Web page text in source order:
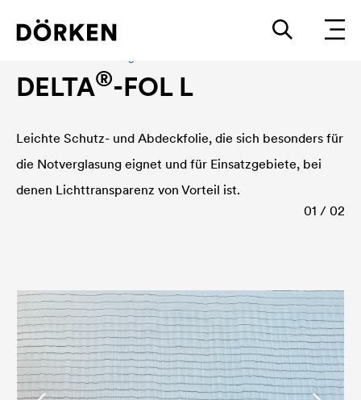
DELTA®-FOL L
Leichte Schutz- und Abdeckfolie, die sich besonders für
die Notverglasung eignet und für Einsatzgebiete, bei
denen Lichttransparenz von Vorteil ist.
01 / 02